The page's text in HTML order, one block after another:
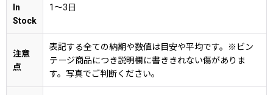
In
Stock
1〜3日
注意
点
表記する全ての納期や数値は目安や平均です。※ビン
テージ商品につき説明欄に書ききれない傷がありま
す。写真でご判断ください。